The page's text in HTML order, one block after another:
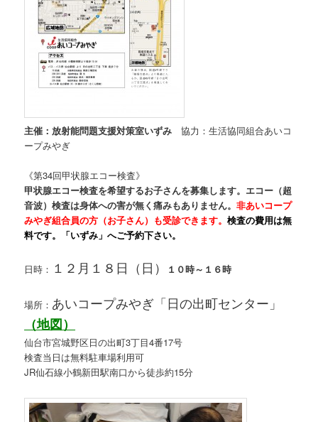
主催：放射能問題支援対策室いずみ 協力：生活協同組合あいコ
ープみやぎ
《第34回甲状腺エコー検査》
甲状腺エコー検査を希望するお子さんを募集します。エコー（超
音波）検査は身体への害が無く痛みもありません。非あいコープ
みやぎ組合員の方（お子さん）も受診できます。検査の費用は無
料です。「いずみ」へご予約下さい。
日時： １２月１８日（日） １０時～１６時
場所： あいコープみやぎ「日の出町センター」
（地図）
仙台市宮城野区日の出町3丁目4番17号
検査当日は無料駐車場利用可
JR仙石線小鶴新田駅南口から徒歩約15分